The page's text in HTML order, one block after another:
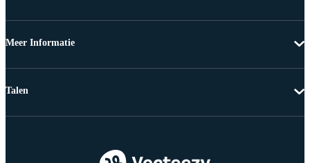
Meer Informatie
Talen